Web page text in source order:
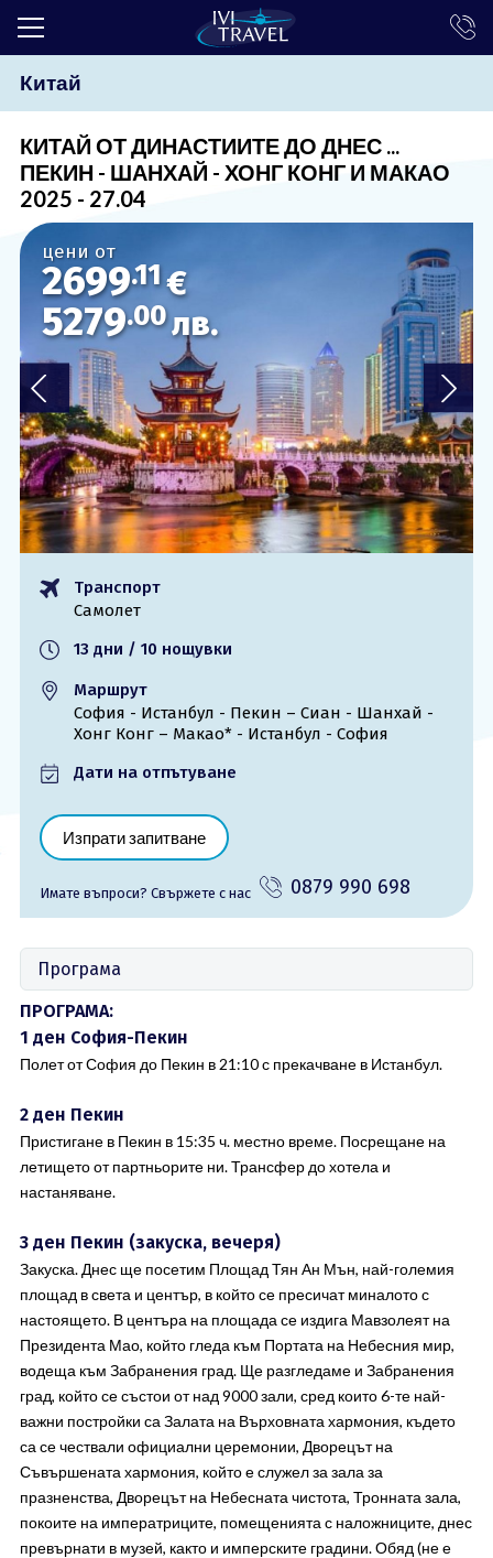
ТОП ОФЕРТИ
ПОЧИВКИ
ЕКСКУРЗИИ
ЕКЗОТИКА
КРУИЗИ
LAST MINUTE
ПРАЗНИЦИ
ИНТЕРЕСНО
ТРАНСФЕРИ
ОЩЕ
Банкова сметка
поверителност
0879 990 698 Запитване
Китай
КИТАЙ ОТ ДИНАСТИИТЕ ДО ДНЕС ...
ПЕКИН - ШАНХАЙ - ХОНГ КОНГ И МАКАО
2025 - 27.04
цени от
2699.11€
5279.00лв.
Транспорт
Самолет
13 дни / 10 нощувки
Маршрут
София - Истанбул - Пекин – Сиан - Шанхай -
Хонг Конг – Макао* - Истанбул - София
Дати на отпътуване
Изпрати запитване
Имате въпроси? Cвържете с нас 0879 990 698
Програма
ПРОГРАМА:
1 ден София-Пекин
Полет от София до Пекин в 21:10 с прекачване в Истанбул.
2 ден Пекин
Пристигане в Пекин в 15:35 ч. местно време. Посрещане на
летището от партньорите ни. Трансфер до хотела и
настаняване.
3 ден Пекин (закуска, вечеря)
Закуска. Днес ще посетим Площад Тян Ан Мън, най-големия
площад в света и център, в който се пресичат миналото с
настоящето. В центъра на площада се издига Мавзолеят на
Президента Мао, който гледа към Портата на Небесния мир,
водеща към Забранения град. Ще разгледаме и Забранения
град, който се състои от над 9000 зали, сред които 6-те най-
важни постройки са Залата на Върховната хармония, където
са се чествали официални церемонии, Дворецът на
Съвършената хармония, който е служел за зала за
празненства, Дворецът на Небесната чистота, Тронната зала,
покоите на императриците, помещенията с наложниците, днес
превърнати в музей, както и имперските градини. Обяд (не е